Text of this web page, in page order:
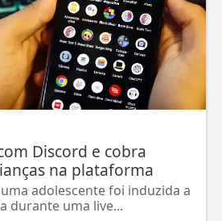
Discord e cobra
na plataforma
adolescente foi induzida a
durante uma live...